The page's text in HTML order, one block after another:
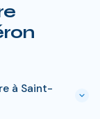
à Saint-